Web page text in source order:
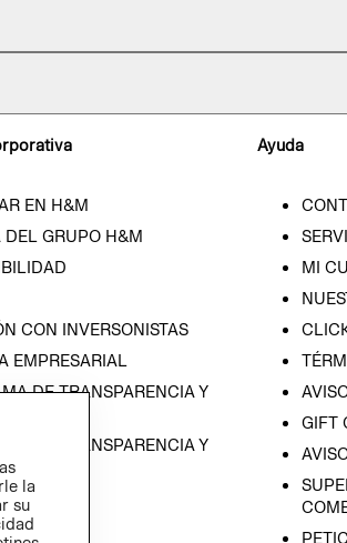
EN H&M
DEL GRUPO H&M
CON INVERSONISTAS
EMPRESARIAL
DE TRANSPARENCIA Y
DE TRANSPARENCIA Y
Ayuda
MI
GIFT
la
su